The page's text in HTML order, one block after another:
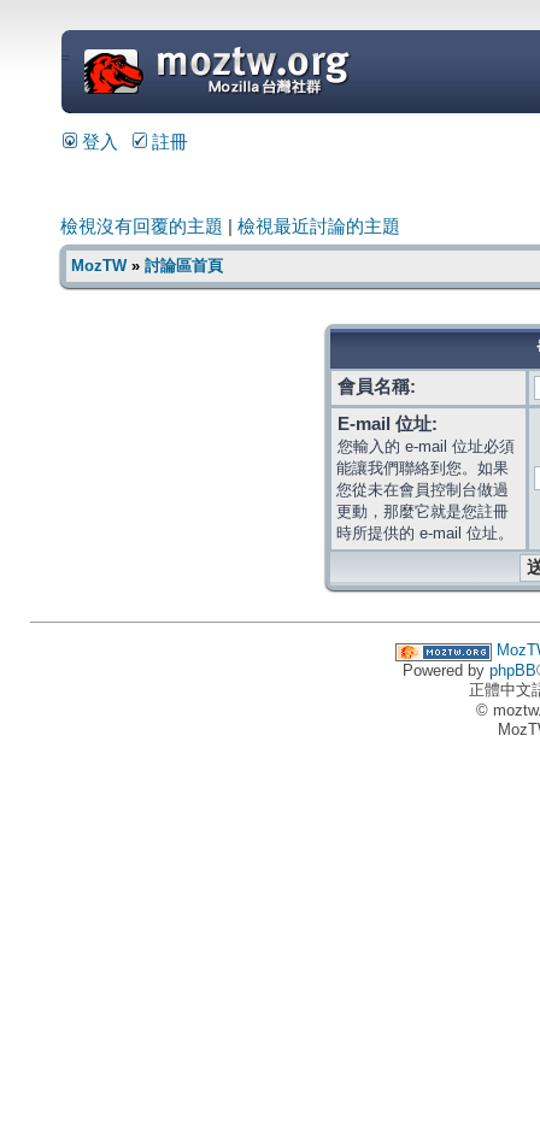
=
登入 註冊
檢視沒有回覆的主題 檢視最近討論的主題
MozTW» 討論區首頁
會員名稱:
E-mail 位址:
您輸入的 e-mail 位址必須
能讓我們聯絡到您。如果
您從未在會員控制台做過
更動，那麼它就是您註冊
時所提供的 e-mail 位址。
Powered by phpBB
正體中文
©